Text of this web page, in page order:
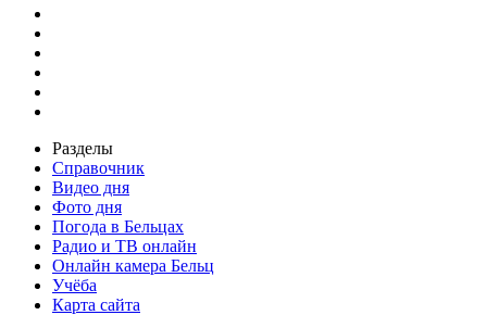
Разделы
Справочник
Видео дня
Фото дня
Погода в Бельцах
Радио и ТВ онлайн
Онлайн камера Бельц
Учёба
Карта сайта